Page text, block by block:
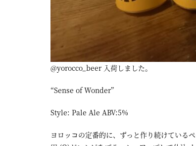
イ
ニ
ン
グ
ー
@yorocco_beer 入荷しました。
“Sense of Wonder”
Style: Pale Ale ABV:5%
ヨロッコの定番的に、ずっと作り続けている